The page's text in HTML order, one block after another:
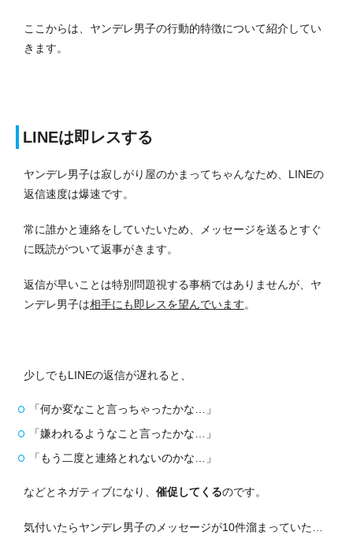
ここからは、ヤンデレ男子の行動的特徴について紹介してい
きます。
LINEは即レスする
ヤンデレ男子は寂しがり屋のかまってちゃんなため、LINEの
返信速度は爆速です。
常に誰かと連絡をしていたいため、メッセージを送るとすぐ
に既読がついて返事がきます。
返信が早いことは特別問題視する事柄ではありませんが、ヤ
ンデレ男子は相手にも即レスを望んでいます。
少しでもLINEの返信が遅れると、
「何か変なこと言っちゃったかな…」
「嫌われるようなこと言ったかな…」
「もう二度と連絡とれないのかな…」
などとネガティブになり、 催促してくるのです。
気付いたらヤンデレ男子のメッセージが10件溜まっていた…